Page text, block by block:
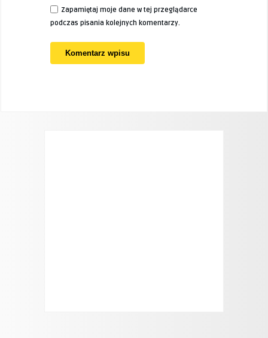
Zapamiętaj moje dane w tej przeglądarce
podczas pisania kolejnych komentarzy.